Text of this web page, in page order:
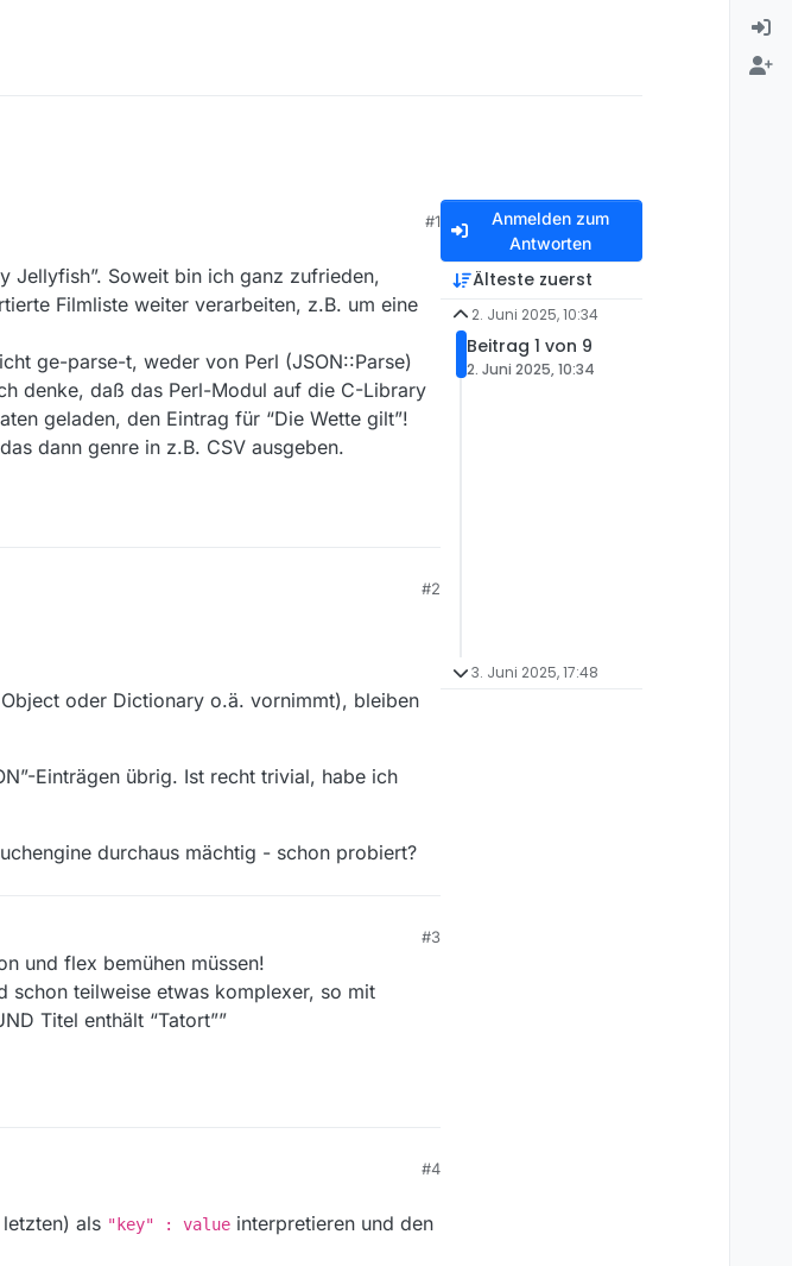
#1
Jellyfish”. Soweit bin ich ganz zufrieden,
Filmliste weiter verarbeiten, z.B. um eine
ge-parse-t, weder von Perl (JSON::Parse)
denke, daß das Perl-Modul auf die C-Library
geladen, den Eintrag für “Die Wette gilt”!
dann genre in z.B. CSV ausgeben.
#2
oder Dictionary o.ä. vornimmt), bleiben
Einträgen übrig. Ist recht trivial, habe ich
durchaus mächtig - schon probiert?
#3
und flex bemühen müssen!
schon teilweise etwas komplexer, so mit
Titel enthält “Tatort””
#4
als "key" : value interpretieren und den
Anmelden zum
Antworten
Älteste zuerst
2. Juni 2025, 10:34
Beitrag 1 von 9
2. Juni 2025, 10:34
3. Juni 2025, 17:48